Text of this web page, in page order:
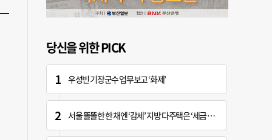
당신을 위한 PICK
우성빈 기장군수 업무보고 ‘화제’
서울 똘똘한 한 채엔 ‘감세’ 지방 다주택은 ‘세금 폭탄’